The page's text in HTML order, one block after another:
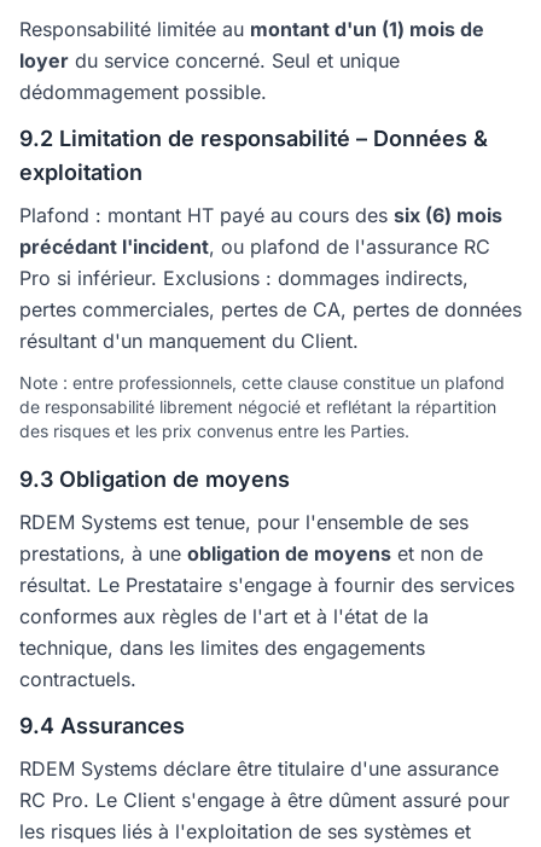
Responsabilité limitée au montant d'un (1) mois de
loyer du service concerné. Seul et unique
dédommagement possible.
9.2 Limitation de responsabilité – Données &
exploitation
Plafond : montant HT payé au cours des six (6) mois
précédant l'incident, ou plafond de l'assurance RC
Pro si inférieur. Exclusions : dommages indirects,
pertes commerciales, pertes de CA, pertes de données
résultant d'un manquement du Client.
Note : entre professionnels, cette clause constitue un plafond
de responsabilité librement négocié et reflétant la répartition
des risques et les prix convenus entre les Parties.
9.3 Obligation de moyens
RDEM Systems est tenue, pour l'ensemble de ses
prestations, à une obligation de moyens et non de
résultat. Le Prestataire s'engage à fournir des services
conformes aux règles de l'art et à l'état de la
technique, dans les limites des engagements
contractuels.
9.4 Assurances
RDEM Systems déclare être titulaire d'une assurance
RC Pro. Le Client s'engage à être dûment assuré pour
les risques liés à l'exploitation de ses systèmes et